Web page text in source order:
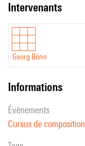
intervenants
Georg Bönn
informations
évènements
Cursus de composition